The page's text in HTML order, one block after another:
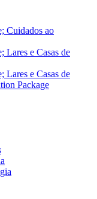
Cuidados ao
Lares e Casas de
Lares e Casas de
Package